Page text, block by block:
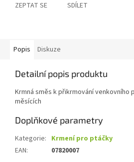
ZEPTAT SE SDÍLET
Popis Diskuze
Detailní popis produktu
Krmná směs k přikrmování venkovního
měsících
Doplňkové parametry
Kategorie: Krmení pro ptáčky
EAN: 07820007